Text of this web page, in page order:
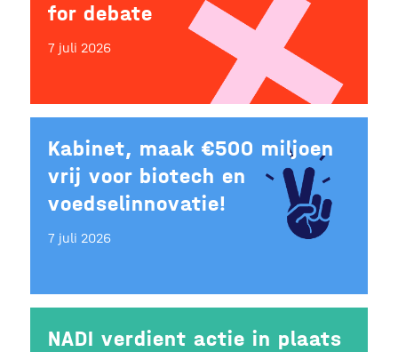
for debate
7 juli 2026
Kabinet, maak €500 miljoen
vrij voor biotech en
voedselinnovatie!
7 juli 2026
NADI verdient actie in plaats